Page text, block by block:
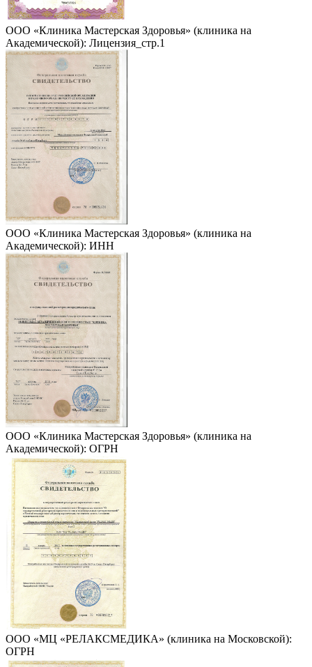
ООО «Клиника Мастерская Здоровья» (клиника на
Академической): Лицензия_стр.1
ООО «Клиника Мастерская Здоровья» (клиника на
Академической): ИНН
ООО «Клиника Мастерская Здоровья» (клиника на
Академической): ОГРН
ООО «МЦ «РЕЛАКСМЕДИКА» (клиника на Московской):
ОГРН